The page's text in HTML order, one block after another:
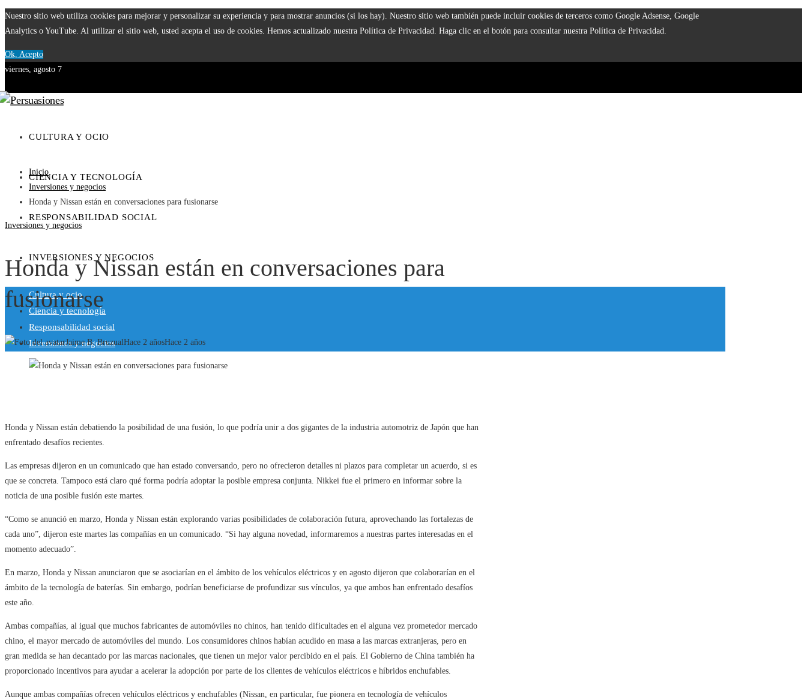
Nuestro sitio web utiliza cookies para mejorar y personalizar su experiencia y para mostrar anuncios (si los hay). Nuestro sitio web también puede incluir cookies de terceros como Google Adsense, Google
Analytics o YouTube. Al utilizar el sitio web, usted acepta el uso de cookies. Hemos actualizado nuestra Política de Privacidad. Haga clic en el botón para consultar nuestra Política de Privacidad.
Ok, Acepto
viernes, agosto 7
CULTURA Y OCIO
CIENCIA Y TECNOLOGÍA
RESPONSABILIDAD SOCIAL
INVERSIONES Y NEGOCIOS
Cultura y ocio
Ciencia y tecnología
Responsabilidad social
Inversiones y negocios
Inicio
Inversiones y negocios
Honda y Nissan están en conversaciones para fusionarse
Inversiones y negocios
Honda y Nissan están en conversaciones para
fusionarse
Jaime B. BruzualHace 2 añosHace 2 años
Honda y Nissan están debatiendo la posibilidad de una fusión, lo que podría unir a dos gigantes de la industria automotriz de Japón que han
enfrentado desafíos recientes.
Las empresas dijeron en un comunicado que han estado conversando, pero no ofrecieron detalles ni plazos para completar un acuerdo, si es
que se concreta. Tampoco está claro qué forma podría adoptar la posible empresa conjunta. Nikkei fue el primero en informar sobre la
noticia de una posible fusión este martes.
“Como se anunció en marzo, Honda y Nissan están explorando varias posibilidades de colaboración futura, aprovechando las fortalezas de
cada uno”, dijeron este martes las compañías en un comunicado. “Si hay alguna novedad, informaremos a nuestras partes interesadas en el
momento adecuado”.
En marzo, Honda y Nissan anunciaron que se asociarían en el ámbito de los vehículos eléctricos y en agosto dijeron que colaborarían en el
ámbito de la tecnología de baterías. Sin embargo, podrían beneficiarse de profundizar sus vínculos, ya que ambos han enfrentado desafíos
este año.
Ambas compañías, al igual que muchos fabricantes de automóviles no chinos, han tenido dificultades en el alguna vez prometedor mercado
chino, el mayor mercado de automóviles del mundo. Los consumidores chinos habían acudido en masa a las marcas extranjeras, pero en
gran medida se han decantado por las marcas nacionales, que tienen un mejor valor percibido en el país. El Gobierno de China también ha
proporcionado incentivos para ayudar a acelerar la adopción por parte de los clientes de vehículos eléctricos e híbridos enchufables.
Aunque ambas compañías ofrecen vehículos eléctricos y enchufables (Nissan, en particular, fue pionera en tecnología de vehículos